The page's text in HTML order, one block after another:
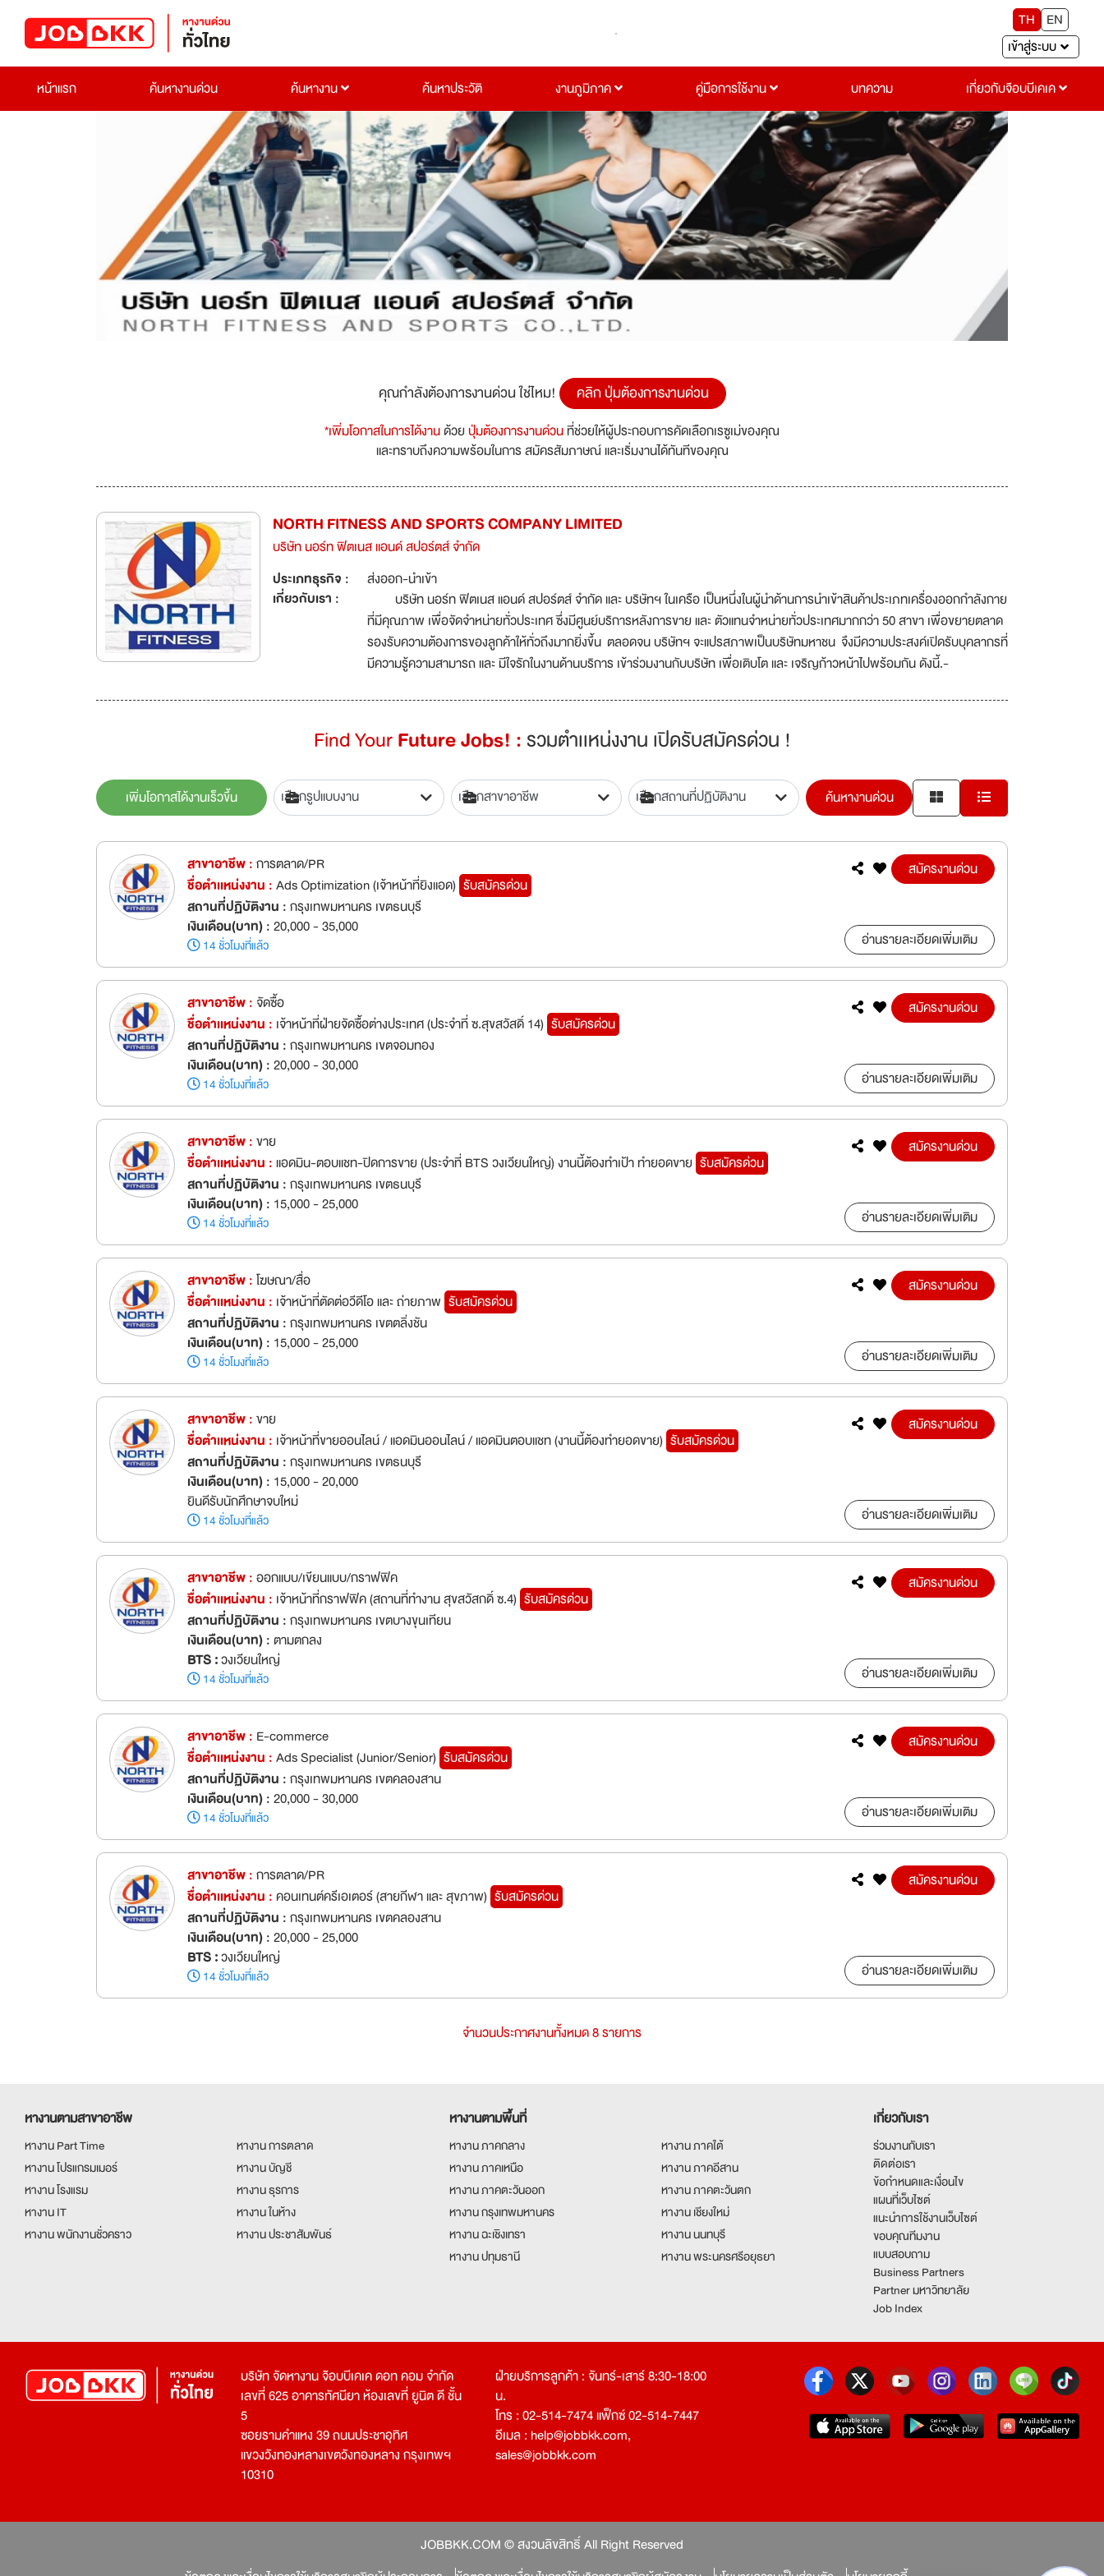
TH
EN
เข้าสู่ระบบ
หน้าแรก
ค้นหางานด่วน ค้นหางาน ค้นหาประวัติ งานภูมิภาค คู่มือการใช้งาน บทความ เกี่ยวกับจ๊อบบีเคเค
Previous
คุณกำลังต้องการงานด่วน ใช่ไหม! คลิก ปุ่มต้องการงานด่วน
*เพิ่มโอกาสในการได้งานด้วยปุ่มต้องการงานด่วนที่ช่วยให้ผู้ประกอบการคัดเลือกเรซูเม่ของคุณ
และทราบถึงความพร้อมในการ สมัครสัมภาษณ์ และเริ่มงานได้ทันทีของคุณ
NORTH FITNESS AND SPORTS COMPANY LIMITED
บริษัท นอร์ท ฟิตเนส แอนด์ สปอร์ตส์ จำกัด
ประเภทธุรกิจ :
ส่งออก-นำเข้า
เกี่ยวกับเรา :
บริษัท นอร์ท ฟิตเนส แอนด์ สปอร์ตส์ จำกัด และ บริษัทฯ ในเครือ เป็นหนึ่งในผู้นำด้านการนำเข้าสินค้าประเภทเครื่องออกกำลังกาย
ที่มีคุณภาพ เพื่อจัดจำหน่ายทั่วประเทศ ซึ่งมีศูนย์บริการหลังการขาย และ ตัวแทนจำหน่ายทั่วประเทศมากกว่า 50 สาขา เพื่อขยายตลาด
รองรับความต้องการของลูกค้าให้ทั่วถึงมากยิ่งขึ้น ตลอดจน บริษัทฯ จะแปรสภาพเป็นบริษัทมหาชน จึงมีความประสงค์เปิดรับบุคลากรที่
มีความรู้ความสามารถ และ มีใจรักในงานด้านบริการ เข้าร่วมงานกับบริษัท เพื่อเติบโต และ เจริญก้าวหน้าไปพร้อมกัน ดังนี้.-
Find YourFuture Jobs! :รวมตำเเหน่งงาน เปิดรับสมัครด่วน !
เพิ่มโอกาสได้งานเร็วขึ้น ค้นหางานด่วน
สาขาอาชีพ :การตลาด/PR
ชื่อตำเเหน่งงาน :Ads Optimization (เจ้าหน้าที่ยิงแอด) รับสมัครด่วน
สถานที่ปฏิบัติงาน :กรุงเทพมหานคร เขตธนบุรี
เงินเดือน(บาท) :20,000 - 35,000
14 ชั่วโมงที่แล้ว
สมัครงานด่วน
อ่านรายละเอียดเพิ่มเติม
สาขาอาชีพ : จัดซื้อ
ชื่อตำเเหน่งงาน : เจ้าหน้าที่ฝ่ายจัดซื้อต่างประเทศ (ประจำที่ ซ.สุขสวัสดิ์ 14) รับสมัครด่วน
สถานที่ปฏิบัติงาน :กรุงเทพมหานคร เขตจอมทอง
เงินเดือน(บาท) :20,000 - 30,000
14 ชั่วโมงที่แล้ว
สมัครงานด่วน
อ่านรายละเอียดเพิ่มเติม
สาขาอาชีพ :ขาย
ชื่อตำเเหน่งงาน :แอดมิน-ตอบแชท-ปิดการขาย (ประจำที่ BTS วงเวียนใหญ่) งานนี้ต้องทำเป้า ทำยอดขาย รับสมัครด่วน
สถานที่ปฏิบัติงาน :กรุงเทพมหานคร เขตธนบุรี
เงินเดือน(บาท) : 15,000 - 25,000
14 ชั่วโมงที่แล้ว
สมัครงานด่วน
อ่านรายละเอียดเพิ่มเติม
สาขาอาชีพ : โฆษณา/สื่อ
ชื่อตำเเหน่งงาน : เจ้าหน้าที่ตัดต่อวีดีโอ และ ถ่ายภาพ รับสมัครด่วน
สถานที่ปฏิบัติงาน :กรุงเทพมหานคร เขตตลิ่งชัน
เงินเดือน(บาท) : 15,000 - 25,000
14 ชั่วโมงที่แล้ว
สมัครงานด่วน
อ่านรายละเอียดเพิ่มเติม
สาขาอาชีพ :ขาย
ชื่อตำเเหน่งงาน : เจ้าหน้าที่ขายออนไลน์ / แอดมินออนไลน์ / แอดมินตอบแชท (งานนี้ต้องทำยอดขาย) รับสมัครด่วน
สถานที่ปฏิบัติงาน :กรุงเทพมหานคร เขตธนบุรี
เงินเดือน(บาท) : 15,000 - 20,000
ยินดีรับนักศึกษาจบใหม่
14 ชั่วโมงที่แล้ว
สมัครงานด่วน
อ่านรายละเอียดเพิ่มเติม
สาขาอาชีพ :ออกแบบ/เขียนแบบ/กราฟฟิค
ชื่อตำเเหน่งงาน : เจ้าหน้าที่กราฟฟิค (สถานที่ทำงาน สุขสวัสกดิ์ ซ.4) รับสมัครด่วน
สถานที่ปฏิบัติงาน :กรุงเทพมหานคร เขตบางขุนเทียน
เงินเดือน(บาท) :ตามตกลง
BTS :วงเวียนใหญ่
14 ชั่วโมงที่แล้ว
สมัครงานด่วน
อ่านรายละเอียดเพิ่มเติม
สาขาอาชีพ : E-commerce
ชื่อตำเเหน่งงาน :Ads Specialist (Junior/Senior) รับสมัครด่วน
สถานที่ปฏิบัติงาน :กรุงเทพมหานคร เขตคลองสาน
เงินเดือน(บาท) :20,000 - 30,000
14 ชั่วโมงที่แล้ว
สมัครงานด่วน
อ่านรายละเอียดเพิ่มเติม
สาขาอาชีพ :การตลาด/PR
ชื่อตำเเหน่งงาน :คอนเทนต์ครีเอเตอร์ (สายกีฬา และ สุขภาพ) รับสมัครด่วน
สถานที่ปฏิบัติงาน :กรุงเทพมหานคร เขตคลองสาน
เงินเดือน(บาท) :20,000 - 25,000
BTS :วงเวียนใหญ่
14 ชั่วโมงที่แล้ว
สมัครงานด่วน
อ่านรายละเอียดเพิ่มเติม
จำนวนประกาศงานทั้งหมด 8 รายการ
หางานตามสาขาอาชีพ
หางาน Part Time
หางาน การตลาด
หางาน โปรแกรมเมอร์
หางาน บัญชี
หางาน โรงแรม
หางาน ธุรการ
หางาน IT
หางาน ในห้าง
หางาน พนักงานชั่วคราว
หางาน ประชาสัมพันธ์
หางานตามพื้นที่
หางาน ภาคกลาง
หางาน ภาคใต้
หางาน ภาคเหนือ
หางาน ภาคอีสาน
หางาน ภาคตะวันออก
หางาน ภาคตะวันตก
หางาน กรุงเทพมหานคร
หางาน เชียงใหม่
หางาน ฉะเชิงเทรา
หางาน นนทบุรี
หางาน ปทุมธานี
หางาน พระนครศรีอยุธยา
เกี่ยวกับเรา
ร่วมงานกับเรา
ติดต่อเรา
ข้อกำหนดและเงื่อนไข
แผนที่เว็บไซต์
แนะนำการใช้งานเว็บไซต์
ขอบคุณทีมงาน
แบบสอบถาม
Business Partners
Partner มหาวิทยาลัย
Job Index
บริษัท จัดหางาน จ๊อบบีเคเค ดอท คอม จำกัด
เลขที่ 625 อาคารทัศนียา ห้องเลขที่ ยูนิต ดี ชั้น
5
ซอยรามคำแหง 39 ถนนประชาอุทิศ
แขวงวังทองหลางเขตวังทองหลาง กรุงเทพฯ
10310
ฝ่ายบริการลูกค้า : จันทร์-เสาร์ 8:30-18:00
น.
โทร : 02-514-7474 แฟ็กซ์ 02-514-7447
อีเมล : help@jobbkk.com,
sales@jobbkk.com
JOBBKK.COM © สงวนลิขสิทธิ์ All Right Reserved